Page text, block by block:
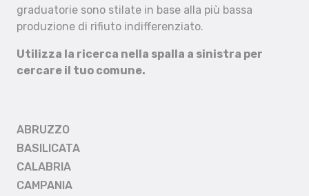
graduatorie sono stilate in base alla più bassa
produzione di rifiuto indifferenziato.
Utilizza la ricerca nella spalla a sinistra per
cercare il tuo comune.
ABRUZZO
BASILICATA
CALABRIA
CAMPANIA